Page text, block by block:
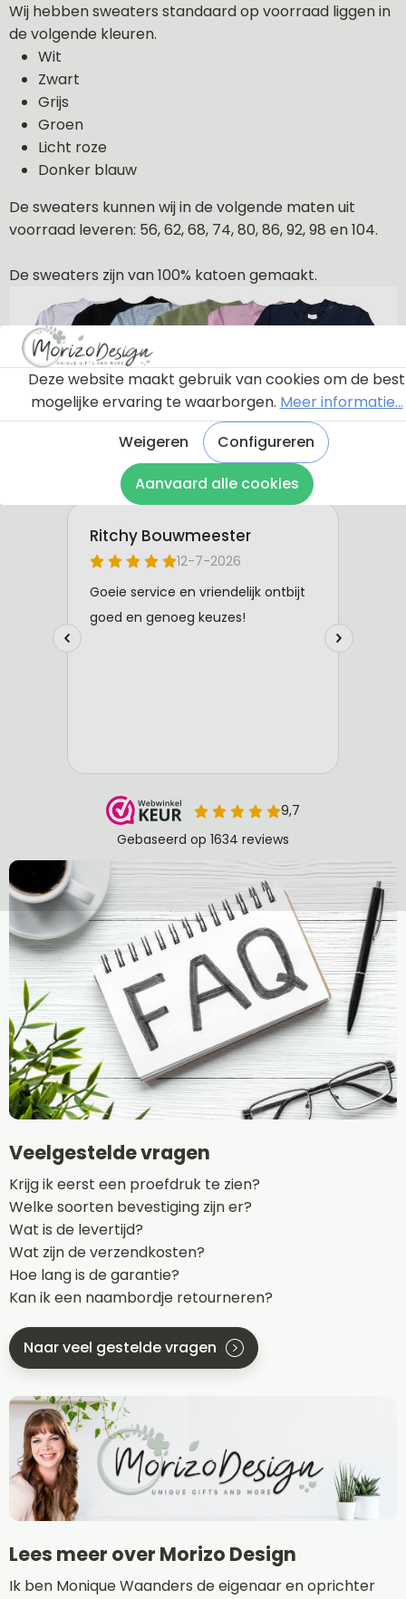
Wij hebben sweaters standaard op voorraad liggen in
de volgende kleuren.
Wit
Zwart
Grijs
Groen
Licht roze
Donker blauw
De sweaters kunnen wij in de volgende maten uit
voorraad leveren: 56, 62, 68, 74, 80, 86, 92, 98 en 104.
De sweaters zijn van 100% katoen gemaakt.
Veelgestelde vragen
Krijg ik eerst een proefdruk te zien?
Welke soorten bevestiging zijn er?
Wat is de levertijd?
Wat zijn de verzendkosten?
Hoe lang is de garantie?
Kan ik een naambordje retourneren?
Naar veel gestelde vragen
Lees meer over Morizo Design
Ik ben Monique Waanders de eigenaar en oprichter
Deze website maakt gebruik van cookies om de best
mogelijke ervaring te waarborgen. Meer informatie...
Weigeren
Configureren
Aanvaard alle cookies